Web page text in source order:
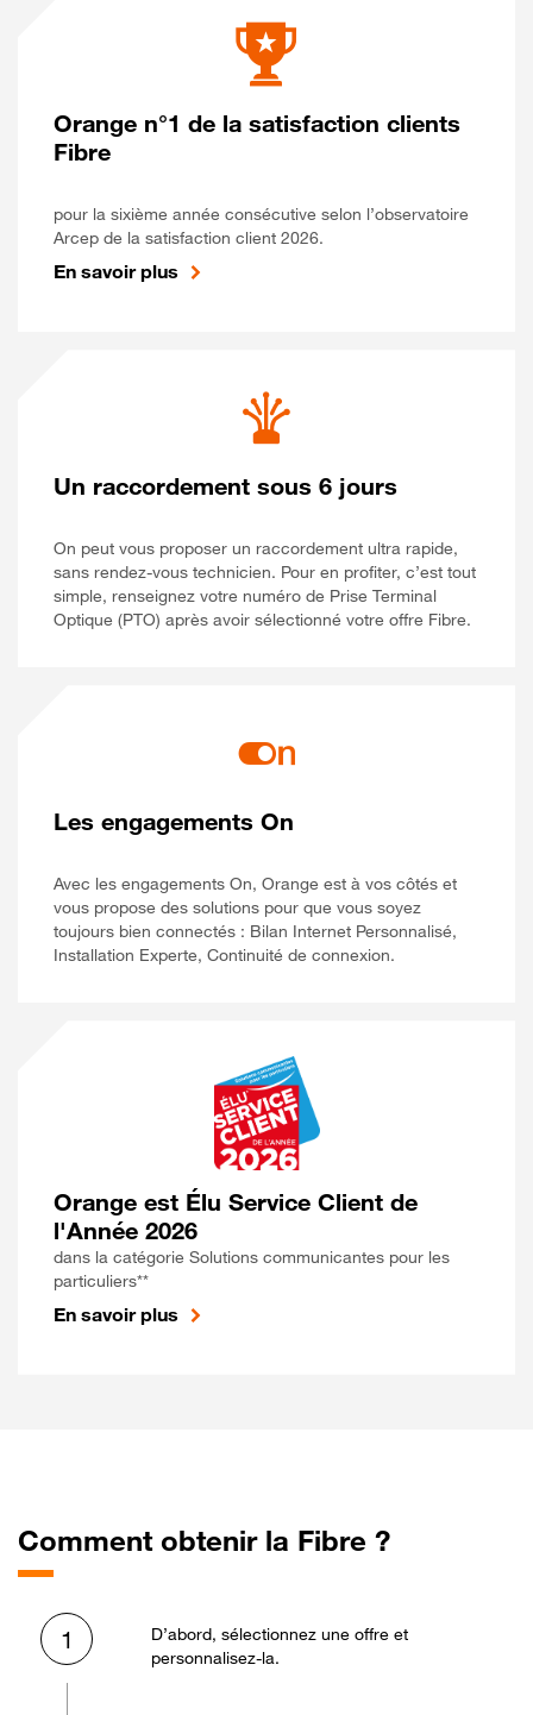
Orange n°1 de la satisfaction clients
Fibre
pour la sixième année consécutive selon l’observatoire
Arcep de la satisfaction client 2026.
En savoir plus
Un raccordement sous 6 jours
On peut vous proposer un raccordement ultra rapide,
sans rendez-vous technicien. Pour en profiter, c’est tout
simple, renseignez votre numéro de Prise Terminal
Optique (PTO) après avoir sélectionné votre offre Fibre.
Les engagements On
Avec les engagements On, Orange est à vos côtés et
vous propose des solutions pour que vous soyez
toujours bien connectés : Bilan Internet Personnalisé,
Installation Experte, Continuité de connexion.
Orange est Élu Service Client de
l'Année 2026
dans la catégorie Solutions communicantes pour les
particuliers**
En savoir plus
Comment obtenir la Fibre ?
1
D’abord, sélectionnez une offre et
personnalisez-la.